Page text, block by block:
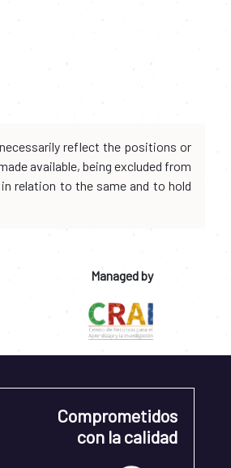
reflect the positions or
available, being excluded from
relation to the same and to hold
Managed by
Comprometidos
con la calidad